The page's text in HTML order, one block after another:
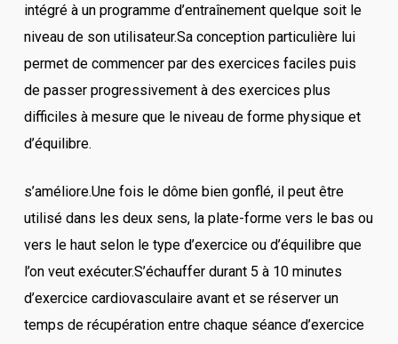
intégré à un programme d’entraînement quelque soit le
niveau de son utilisateur.Sa conception particulière lui
permet de commencer par des exercices faciles puis
de passer progressivement à des exercices plus
difficiles à mesure que le niveau de forme physique et
d’équilibre.
s’améliore.Une fois le dôme bien gonflé, il peut être
utilisé dans les deux sens, la plate-forme vers le bas ou
vers le haut selon le type d’exercice ou d’équilibre que
l’on veut exécuter.S’échauffer durant 5 à 10 minutes
d’exercice cardiovasculaire avant et se réserver un
temps de récupération entre chaque séance d’exercice